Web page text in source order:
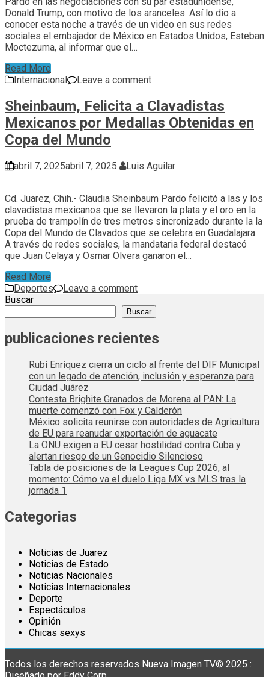
Donald Trump, con motivo de los aranceles. Así lo dio a
conocer esta noche a través de un video en sus redes
sociales el embajador de México en Estados Unidos, Esteban
Moctezuma, al informar que el…
Read More
Internacional
Leave a comment
Sheinbaum, Felicita a Clavadistas
Mexicanos por Medallas Obtenidas en
Copa del Mundo
abril 7, 2025abril 7, 2025 Luis Aguilar
Cd. Juarez, Chih.- Claudia Sheinbaum Pardo felicitó a las y los
clavadistas mexicanos que se llevaron la plata y el oro en la
prueba de trampolín de tres metros sincronizado durante la la
Copa del Mundo de Clavados que se celebra en Guadalajara.
A través de redes sociales, la mandataria federal destacó
que Juan Celaya y Osmar Olvera ganaron el…
Read More
Deportes
Leave a comment
Buscar
Buscar
publicaciones recientes
Rubí Enríquez cierra un ciclo al frente del DIF Municipal
con un legado de atención, inclusión y esperanza para
Ciudad Juárez
Contesta Brighite Granados de Morena al PAN: La
muerte comenzó con Fox y Calderón
México solicita reunirse con autoridades de Agricultura
de EU para reanudar exportación de aguacate
La ONU exigen a EU cesar hostilidad contra Cuba y
alertan riesgo de un Genocidio Silencioso
Tabla de posiciones de la Leagues Cup 2026, al
momento: Cómo va el duelo Liga MX vs MLS tras la
jornada 1
Categorias
Noticias de Juarez
Noticias de Estado
Noticias Nacionales
Noticias Internacionales
Deporte
Espectáculos
Opinión
Chicas sexys
Todos los derechos reservados Nueva Imagen TV© 2025 :